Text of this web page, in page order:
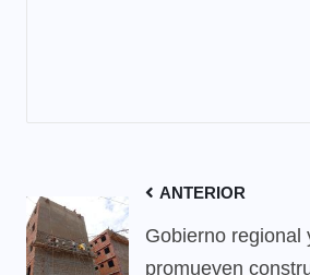
ANTERIOR
Gobierno regional
promueven